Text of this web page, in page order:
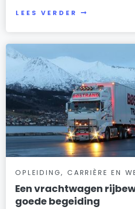
LEES VERDER
OPLEIDING, CARRIÈRE EN
Een vrachtwagen
goede begeiding